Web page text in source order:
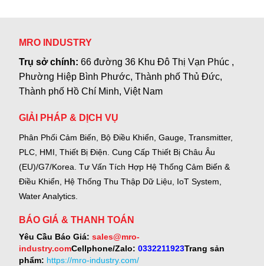
MRO INDUSTRY
Trụ sở chính:66 đường 36 Khu Đô Thị Vạn Phúc ,
Phường Hiệp Bình Phước, Thành phố Thủ Đức,
Thành phố Hồ Chí Minh, Việt Nam
GIẢI PHÁP & DỊCH VỤ
Phân Phối Cảm Biến, Bộ Điều Khiển, Gauge, Transmitter,
PLC, HMI, Thiết Bị Điện. Cung Cấp Thiết Bị Châu Âu
(EU)/G7/Korea. Tư Vấn Tích Hợp Hệ Thống Cảm Biến &
Điều Khiển, Hệ Thống Thu Thập Dữ Liệu, IoT System,
Water Analytics.
BÁO GIÁ & THANH TOÁN
Yêu Cầu Báo Giá: sales@mro-
industry.comCellphone/Zalo: 0332211923Trang sản
phẩm: https://mro-industry.com/